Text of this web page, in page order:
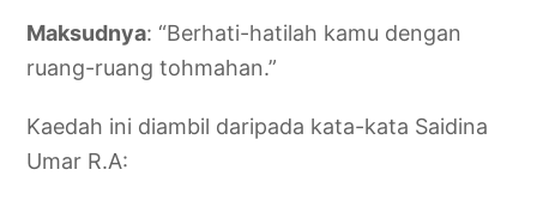
Maksudnya: “Berhati-hatilah kamu dengan
ruang-ruang tohmahan.”
Kaedah ini diambil daripada kata-kata Saidina
Umar R.A: